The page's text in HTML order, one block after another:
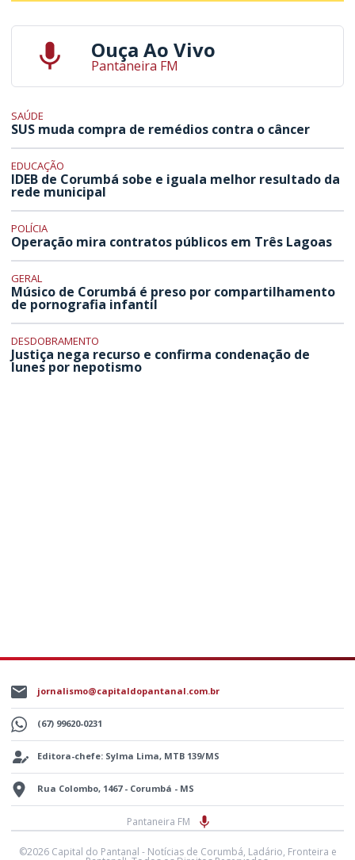
Ouça Ao Vivo
Pantaneira FM
SAÚDE
SUS muda compra de remédios contra o câncer
EDUCAÇÃO
IDEB de Corumbá sobe e iguala melhor resultado da
rede municipal
POLÍCIA
Operação mira contratos públicos em Três Lagoas
GERAL
Músico de Corumbá é preso por compartilhamento
de pornografia infantil
DESDOBRAMENTO
Justiça nega recurso e confirma condenação de
Iunes por nepotismo
jornalismo@capitaldopantanal.com.br
(67) 99620-0231
Editora-chefe: Sylma Lima, MTB 139/MS
Rua Colombo, 1467 - Corumbá - MS
Pantaneira FM
©2026 Capital do Pantanal - Notícias de Corumbá, Ladário, Fronteira e